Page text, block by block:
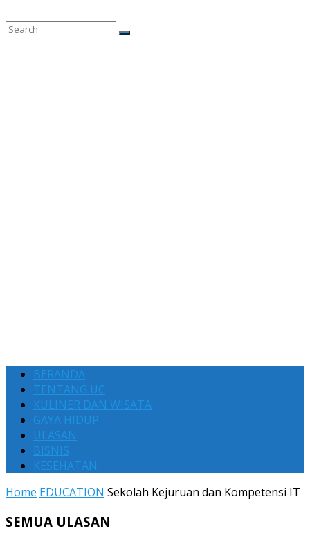
BERANDA
TENTANG UC
KULINER DAN WISATA
GAYA HIDUP
ULASAN
BISNIS
KESEHATAN
Home EDUCATION Sekolah Kejuruan dan Kompetensi IT
SEMUA ULASAN